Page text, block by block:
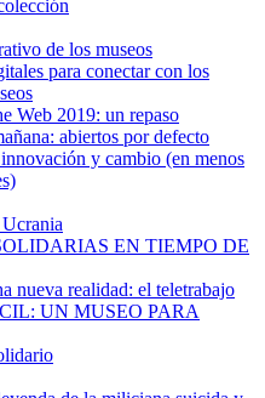
de los museos
para conectar con los
Web 2019: un repaso
abiertos por defecto
y cambio (en menos
EN TIEMPO DE
nueva realidad: el teletrabajo
UN MUSEO PARA